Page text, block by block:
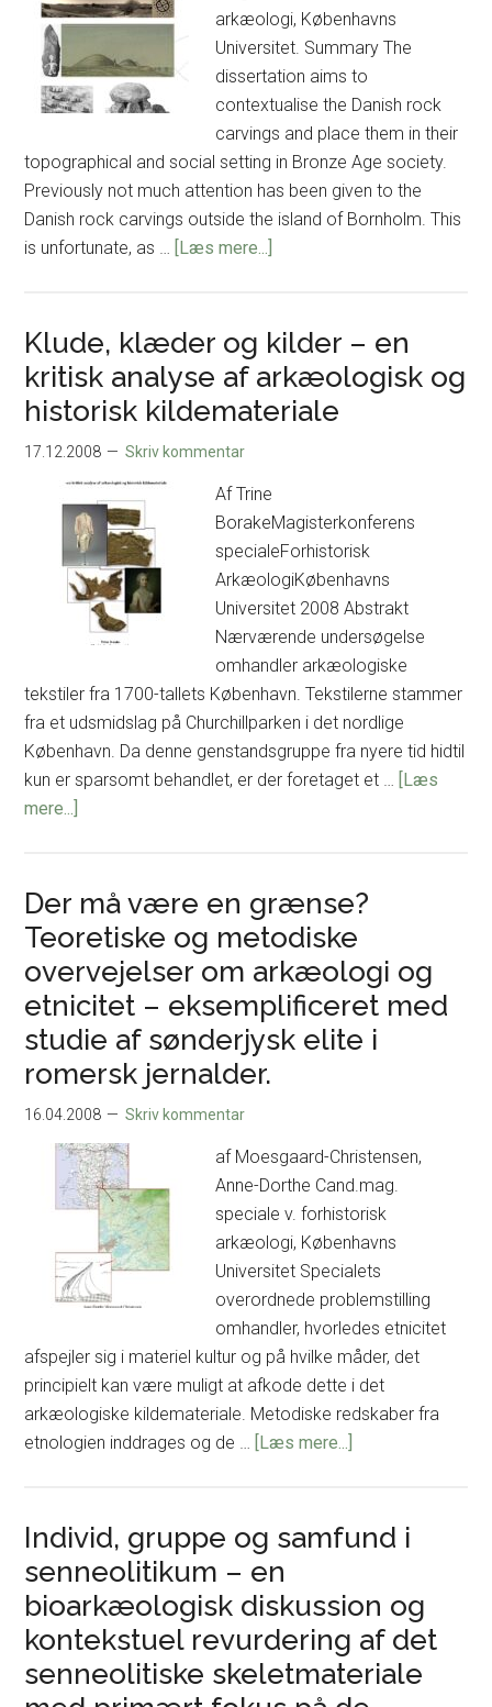
arkæologi, Københavns
Universitet. Summary The
dissertation aims to
contextualise the Danish rock
carvings and place them in their
topographical and social setting in Bronze Age society.
Previously not much attention has been given to the
Danish rock carvings outside the island of Bornholm. This
is unfortunate, as … [Læs mere...]
kontekst.
Studier
af
danske
til
landskab
og
samfund
i
skandinavisk
bronzealder.
Klude, klæder og kilder – en
kritisk analyse af arkæologisk og
historisk kildemateriale
17.12.2008 Skriv kommentar
Af Trine
BorakeMagisterkonferens
specialeForhistorisk
ArkæologiKøbenhavns
Universitet 2008 Abstrakt
Nærværende undersøgelse
omhandler arkæologiske
tekstiler fra 1700-tallets København. Tekstilerne stammer
fra et udsmidslag på Churchillparken i det nordlige
København. Da denne genstandsgruppe fra nyere tid hidtil
kun er sparsomt behandlet, er der foretaget et … [Læs
mere...]
og
kilder
–
en
kritisk
analyse
af
arkæologisk
og
historisk
kildemateriale
Der må være en grænse?
Teoretiske og metodiske
overvejelser om arkæologi og
etnicitet – eksemplificeret med
studie af sønderjysk elite i
romersk jernalder.
16.04.2008 Skriv kommentar
af Moesgaard-Christensen,
Anne-Dorthe Cand.mag.
speciale v. forhistorisk
arkæologi, Københavns
Universitet Specialets
overordnede problemstilling
omhandler, hvorledes etnicitet
afspejler sig i materiel kultur og på hvilke måder, det
principielt kan være muligt at afkode dette i det
arkæologiske kildemateriale. Metodiske redskaber fra
etnologien inddrages og de … [Læs mere...]
være
Teoretiske
og
metodiske
overvejelser
Individ, gruppe og samfund i
senneolitikum – en
bioarkæologisk diskussion og
kontekstuel revurdering af det
senneolitiske skeletmateriale